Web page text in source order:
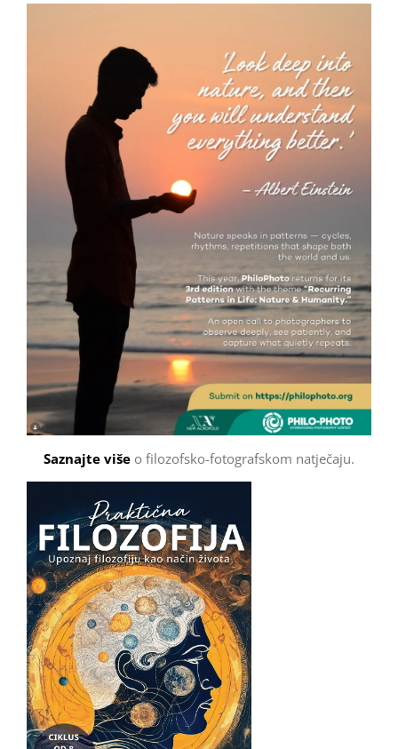
Saznajte više o filozofsko-fotografskom natječaju.